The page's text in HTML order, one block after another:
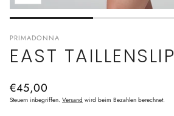
PRIMADONNA
EAST TAILLENSLIP
Normaler
Preis
€45,00
Steuern inbegriffen. Versand wird beim Bezahlen berechnet.